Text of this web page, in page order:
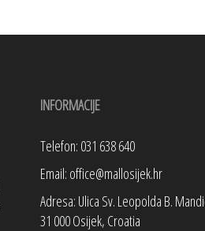
INFORMACIJE
Telefon: 031 638 640
Email: office@mallosijek.hr
Adresa: Ulica Sv. Leopolda B.
31 000 Osijek, Croatia